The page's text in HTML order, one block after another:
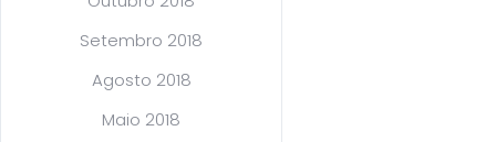
Setembro 2018
Agosto 2018
Maio 2018